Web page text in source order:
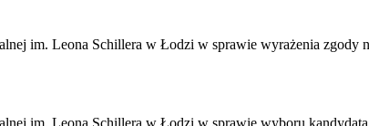
im. Leona Schillera w Łodzi w sprawie wyrażenia zgody
im. Leona Schillera w Łodzi w sprawie wyboru